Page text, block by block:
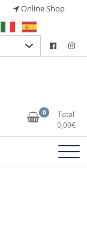
Online Shop
0
Total
0,00€